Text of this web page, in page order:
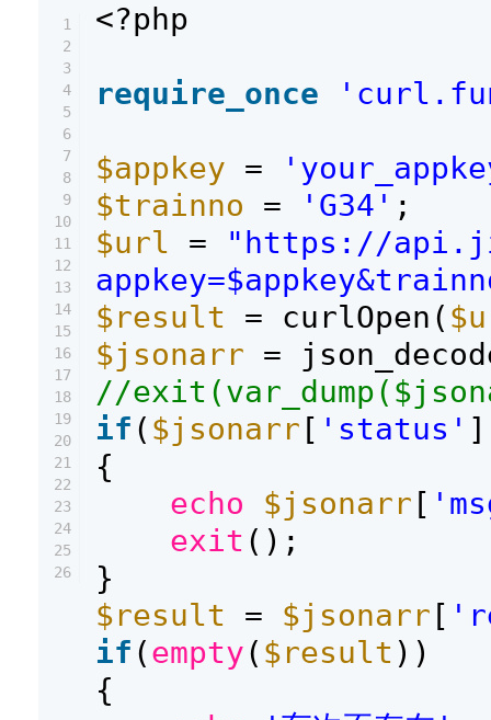
1
2
3
4
5
6
7
8
9
10
11
12
13
14
15
16
17
18
19
20
21
22
23
24
25
26
<?php
require_once
$appkey =
$trainno
= 'G34' ;
$url
=
"https://
$result
= curlOpen(
$jsonarr =
//
if ( $jsonarr [ 'status'
{
echo
$jsonarr [
exit ();
}
$result
= $jsonarr [
if (empty( $result ))
{